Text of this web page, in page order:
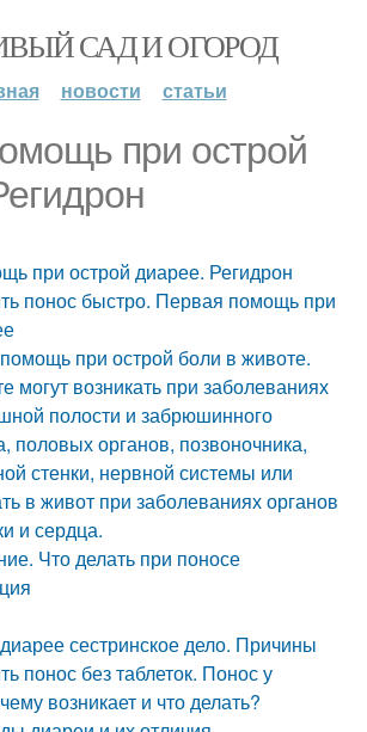
САД И ОГОРОД
новости статьи
при острой
при острой диарее. Регидрон
понос быстро. Первая помощь при
при острой боли в животе.
могут возникать при заболеваниях
полости и забрюшинного
половых органов, позвоночника,
стенки, нервной системы или
в живот при заболеваниях органов
и сердца.
Что делать при поносе
сестринское дело. Причины
понос без таблеток. Понос у
возникает и что делать?